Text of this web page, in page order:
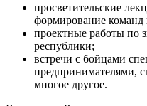
просветительские
формирование команд
проектные работы по
республики;
встречи с бойцами
предпринимателями,
многое другое.